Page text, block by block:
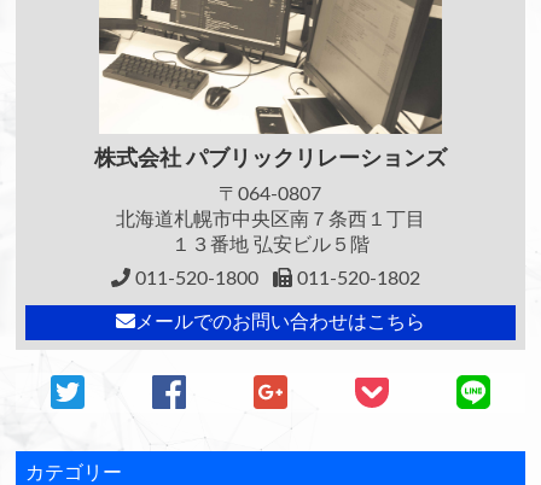
株式会社パブリックリレーションズ
〒064-0807
北海道札幌市中央区南７条西１丁目
１３番地 弘安ビル５階
011-520-1800
011-520-1802
メールでのお問い合わせはこちら
カテゴリー